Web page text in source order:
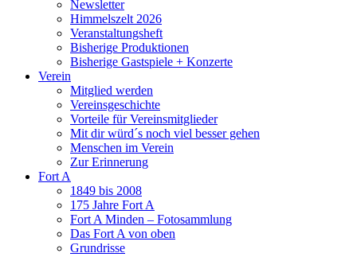
Newsletter
Himmelszelt 2026
Veranstaltungsheft
Bisherige Produktionen
Bisherige Gastspiele + Konzerte
Verein
Mitglied werden
Vereinsgeschichte
Vorteile für Vereinsmitglieder
Mit dir würd´s noch viel besser gehen
Menschen im Verein
Zur Erinnerung
Fort A
1849 bis 2008
175 Jahre Fort A
Fort A Minden – Fotosammlung
Das Fort A von oben
Grundrisse